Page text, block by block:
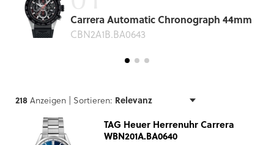
Carrera Automatic Chronograph 44mm
CBN2A1B.BA0643
218Anzeigen | Sortieren:
TAG Heuer Herrenuhr Carrera
WBN201A.BA0640